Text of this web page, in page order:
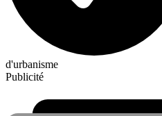
d'urbanisme
Publicité